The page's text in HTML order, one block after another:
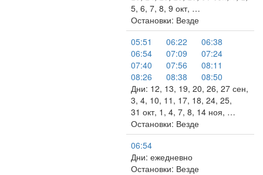
5, 6, 7, 8, 9 окт, …
Остановки: Везде
05:51
06:22
06:38
06:54
07:09
07:24
07:40
07:56
08:11
08:26
08:38
08:50
Дни: 12, 13, 19, 20, 26, 27 сен,
3, 4, 10, 11, 17, 18, 24, 25,
31 окт, 1, 4, 7, 8, 14 ноя, …
Остановки: Везде
06:54
Дни: ежедневно
Остановки: Везде